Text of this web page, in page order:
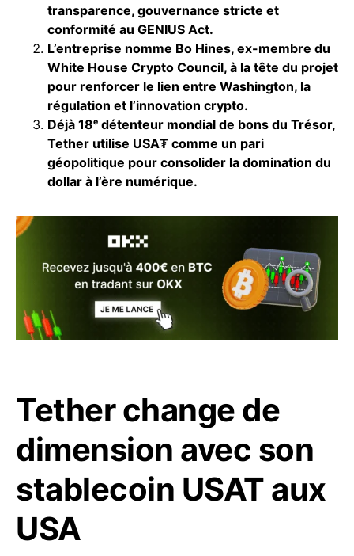
transparence, gouvernance stricte et
conformité au GENIUS Act.
L’entreprise nomme Bo Hines, ex-membre du
White House Crypto Council, à la tête du projet
pour renforcer le lien entre Washington, la
régulation et l’innovation crypto.
Déjà 18ᵉ détenteur mondial de bons du Trésor,
Tether utilise USA₮ comme un pari
géopolitique pour consolider la domination du
dollar à l’ère numérique.
Tether change de
dimension avec son
stablecoin USAT aux
USA